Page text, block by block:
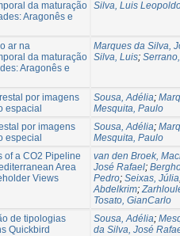
da maturação
Aragonês e
Silva, Luis
ar na
da maturação
Aragonês e
Marques da Silva,
Silva, Luis;
por imagens
espacial
Sousa, Adélia;
Mesquita, Paulo
por imagens
especial
Sousa, Adélia;
Mesquita, Paulo
of a CO2 Pipeline
Area
Views
van den Broek,
José Rafael;
Pedro; Seixas, Júlia
Abdelkrim;
Tosato, GianCarlo
de tipologias
Quickbird
Sousa, Adélia;
da Silva, José